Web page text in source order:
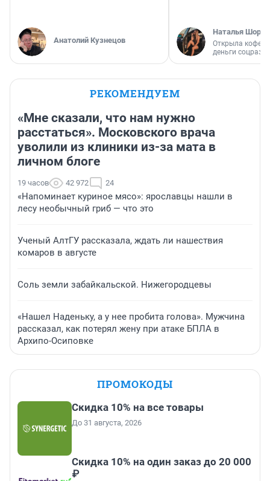
Анатолий Кузнецов
Наталья
Открыла
деньги
РЕКОМЕНДУЕМ
«Мне сказали, что нам нужно
расстаться». Московского врача
уволили из клиники из-за мата в
личном блоге
19 часов 42 972 24
«Напоминает куриное мясо»: ярославцы нашли в
лесу необычный гриб — что это
Ученый АлтГУ рассказала, ждать ли нашествия
комаров в августе
Соль земли забайкальской. Нижегородцевы
«Нашел Наденьку, а у нее пробита голова». Мужчина
рассказал, как потерял жену при атаке БПЛА в
Архипо-Осиповке
ПРОМОКОДЫ
Скидка 10% на все товары
До 31 августа, 2026
Скидка 10% на один заказ до 20 000
₽